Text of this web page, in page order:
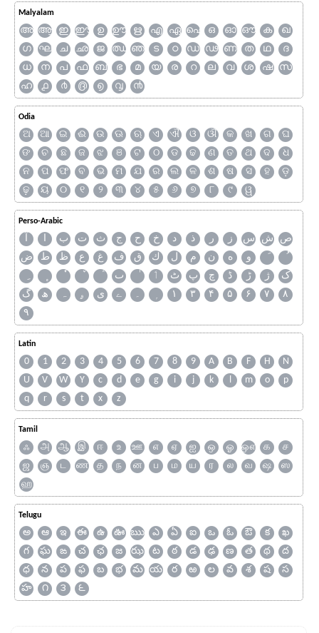
Malyalam
അ ആ ഇ ഈ ഉ ഊ ഋ എ ഏ ഐ ഒ ഓ ഔ ക
ഖ
ഗ
ഘ ച ഛ ജ ഝ ഞ ട ഠ ഡ ഢ ണ ത ഥ
ദ
ധ
ന പ ഫ ബ ഭ മ യ ര റ ല വ ശ ഷ
സ
ഹ
൧ ൪ ൫ ൭ ൮ ൯
Odia
ଅ ଆ ଇ ଈ ଉ ଊ ଋ ଏ ଐ ଓ ଔ କ ଖ ଗ
ଘ
ଙ
ଚ ଛ ଜ ଝ ଞ ଟ ଠ ଡ ଢ ଣ ତ ଥ ଦ
ଧ
ନ
ପ ଫ ବ ଭ ମ ଯ ର ଲ ଳ ଶ ଷ ସ ହ
ଡ଼
ଢ଼
ୟ ୦ ୧ ୨ ୩ ୪ ୫ ୬ ୭ ୮ ୯ ୱ
Perso-Arabic
آ ا ب ت ث ج ح خ د ذ ر ز س ش ص
ض
ط ظ ع غ ف ق ك ل م ن ه
و
ٮ
ٲ ٹ پ چ ڈ ڑ ژ
ک
گ
ھ ہ ۄ ی ے ۔ ۱ ۳ ۴ ۵ ۶ ۷
۸
۹
Latin
0 1 2 3 4 5 6 7 8 9 A B F H
N
U
V W Y c d e g i j k l m o
p
q
r s t x z
Tamil
ஃ அ ஆ இ ஈ உ ஊ எ ஏ ஐ ஒ ஓ ஔ க
ச
ஜ
ஞ ட ண த ந ன ப ம ய ர ல வ ஷ
ஸ
ஹ
Telugu
అ ఆ ఇ ఈ ఉ ఊ ఋ ఎ ఏ ఐ ఒ ఓ ఔ క
ఖ
గ
ఘ ఙ చ ఛ జ ఝ ట ఠ డ ఢ ణ త థ
ద
ధ
న ప ఫ బ భ మ య ర ఱ ల వ శ ష
స
హ
౧ ౩ ౬